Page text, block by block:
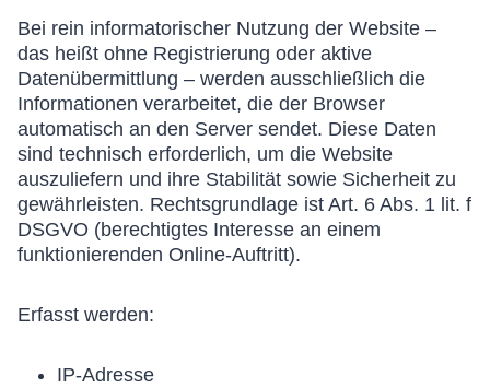
Bei rein informatorischer Nutzung der Website –
das heißt ohne Registrierung oder aktive
Datenübermittlung – werden ausschließlich die
Informationen verarbeitet, die der Browser
automatisch an den Server sendet. Diese Daten
sind technisch erforderlich, um die Website
auszuliefern und ihre Stabilität sowie Sicherheit zu
gewährleisten. Rechtsgrundlage ist Art. 6 Abs. 1 lit. f
DSGVO (berechtigtes Interesse an einem
funktionierenden Online-Auftritt).
Erfasst werden:
IP-Adresse